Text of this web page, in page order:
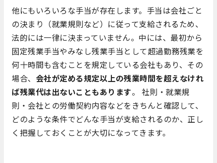
他にもいろいろな手当が存在します。手当は会社ごと
の決まり（就業規則など）に従って支給されるため、
法的には一律に決まっていません。中には、最初から
固定残業手当やみなし残業手当として超過勤務残業を
何十時間も含むことを規定している会社もあり、その
場合、 会社が定める規定以上の残業時間を超えなけれ
ば残業代は出ないこともあります。 社則・就業規
則・会社との労働契約内容などをきちんと確認して、
どのような条件でどんな手当が支給されるのか、正し
く把握しておくことが大切になってきます。